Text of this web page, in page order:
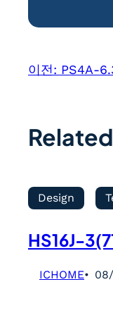
이전: PS4A-
Design
HS16J-
ICHOME